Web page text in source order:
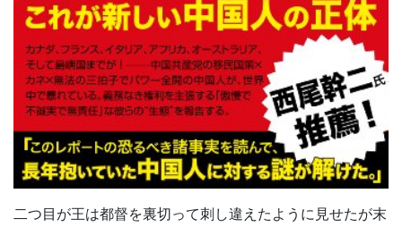
二つ目が王は都督を裏切って刺し違えたように見せたが末